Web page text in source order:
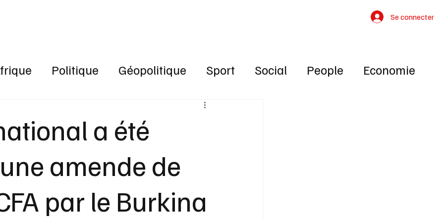
Se connecter
Politique Géopolitique Sport Social People Economie
a été
amende de
par le Burkina